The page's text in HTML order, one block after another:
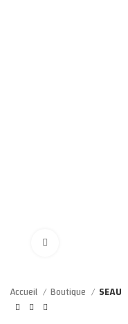
Accueil Boutique SEAU